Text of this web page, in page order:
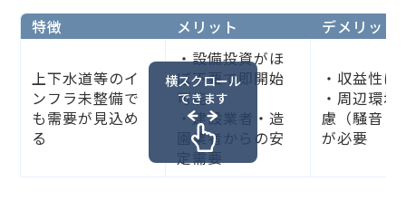
特徴 メリット デメリット
上下水道等のイ
ンフラ未整備で
も需要が見込め
る
・設備投資がほ
ぼ不要で即開始
可能
・建設業者・造
園業者からの安
定需要
・収益性は
・周辺環境
慮（騒音・
が必要
横スクロール
できます